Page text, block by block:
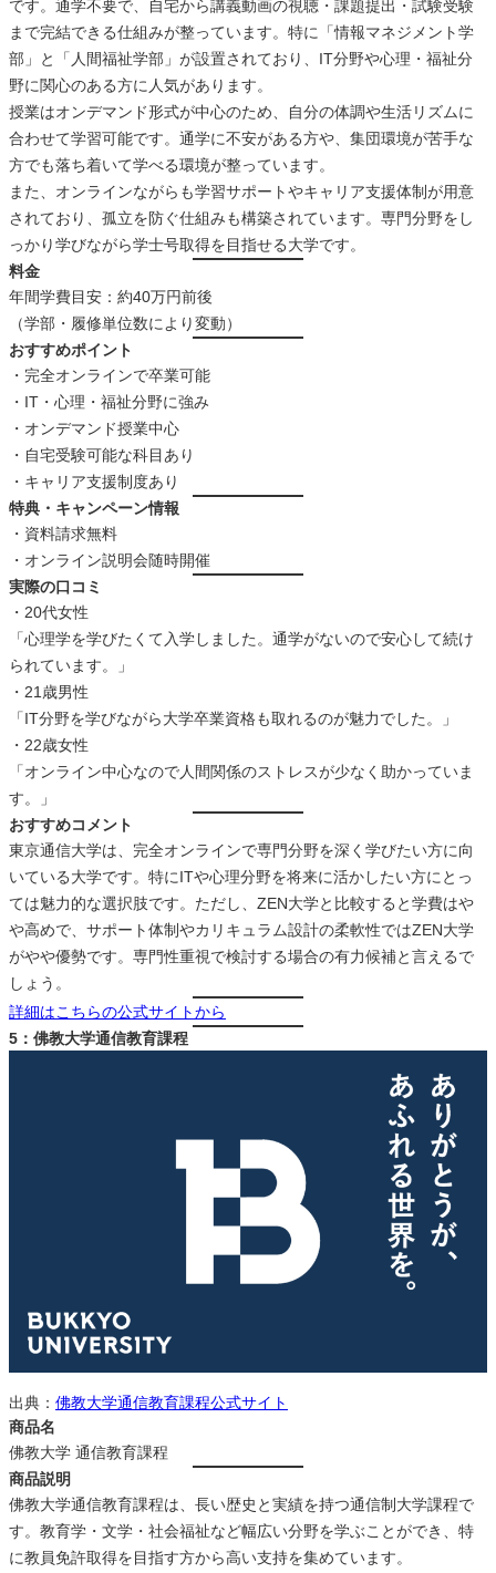
です。通学不要で、自宅から講義動画の視聴・課題提出・試験受験
まで完結できる仕組みが整っています。特に「情報マネジメント学
部」と「人間福祉学部」が設置されており、IT分野や心理・福祉分
野に関心のある方に人気があります。
授業はオンデマンド形式が中心のため、自分の体調や生活リズムに
合わせて学習可能です。通学に不安がある方や、集団環境が苦手な
方でも落ち着いて学べる環境が整っています。
また、オンラインながらも学習サポートやキャリア支援体制が用意
されており、孤立を防ぐ仕組みも構築されています。専門分野をし
っかり学びながら学士号取得を目指せる大学です。
料金
年間学費目安：約40万円前後
（学部・履修単位数により変動）
おすすめポイント
・完全オンラインで卒業可能
・IT・心理・福祉分野に強み
・オンデマンド授業中心
・自宅受験可能な科目あり
・キャリア支援制度あり
特典・キャンペーン情報
・資料請求無料
・オンライン説明会随時開催
実際の口コミ
・20代女性
「心理学を学びたくて入学しました。通学がないので安心して続け
られています。」
・21歳男性
「IT分野を学びながら大学卒業資格も取れるのが魅力でした。」
・22歳女性
「オンライン中心なので人間関係のストレスが少なく助かっていま
す。」
おすすめコメント
東京通信大学は、完全オンラインで専門分野を深く学びたい方に向
いている大学です。特にITや心理分野を将来に活かしたい方にとっ
ては魅力的な選択肢です。ただし、ZEN大学と比較すると学費はや
や高めで、サポート体制やカリキュラム設計の柔軟性ではZEN大学
がやや優勢です。専門性重視で検討する場合の有力候補と言えるで
しょう。
詳細はこちらの公式サイトから
5：佛教大学通信教育課程
出典： 佛教大学通信教育課程公式サイト
商品名
佛教大学 通信教育課程
商品説明
佛教大学通信教育課程は、長い歴史と実績を持つ通信制大学課程で
す。教育学・文学・社会福祉など幅広い分野を学ぶことができ、特
に教員免許取得を目指す方から高い支持を集めています。